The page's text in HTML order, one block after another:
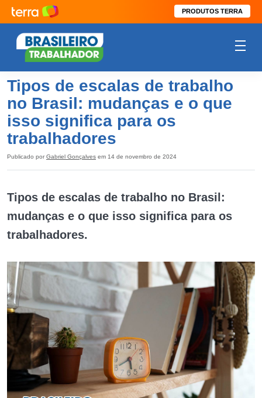
PRODUTOS TERRA
Tipos de escalas de trabalho
no Brasil: mudanças e o que
isso significa para os
trabalhadores
Publicado por Gabriel Gonçalves em 14 de novembro de 2024
Tipos de escalas de trabalho no Brasil:
mudanças e o que isso significa para os
trabalhadores.